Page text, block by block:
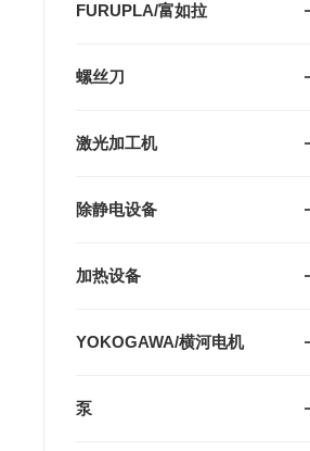
FURUPLA/富如拉
螺丝刀
激光加工机
除静电设备
加热设备
YOKOGAWA/横河电机
泵